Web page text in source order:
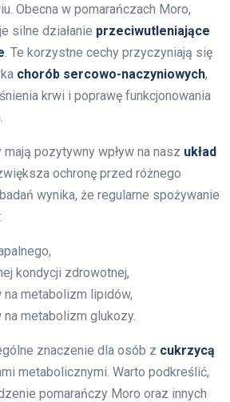
Obecna w pomarańczach Moro,
silne działanie przeciwutleniające
. Te korzystne cechy przyczyniają się
chorób sercowo-naczyniowych,
krwi i poprawę funkcjonowania
pozytywny wpływ na nasz układ
ochronę przed różnego
wynika, że regularne spożywanie
kondycji zdrowotnej,
na metabolizm lipidów,
na metabolizm glukozy.
znaczenie dla osób z cukrzycą
metabolicznymi. Warto podkreślić,
pomarańczy Moro oraz innych